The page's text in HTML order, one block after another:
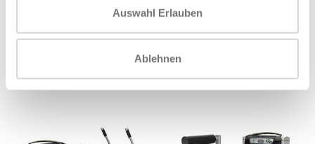
Auswahl Erlauben
Ablehnen
Life Fitness Signature
Life Fitness signature